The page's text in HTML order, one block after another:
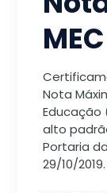
MEC
Nota
Educação
alto
Portaria
29/10/2019.